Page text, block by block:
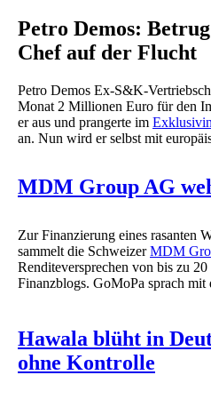
Petro Demos:
Chef auf der Flucht
Petro Demos Ex-S&K-
Monat 2 Millionen Euro für den
er aus und prangerte im
an. Nun wird er selbst mit
MDM Group AG
Zur Finanzierung eines rasanten
sammelt die SchweizerMDM
Renditeversprechen von bis zu
Finanzblogs. GoMoPa sprach mit
Hawala blüht in
ohne Kontrolle